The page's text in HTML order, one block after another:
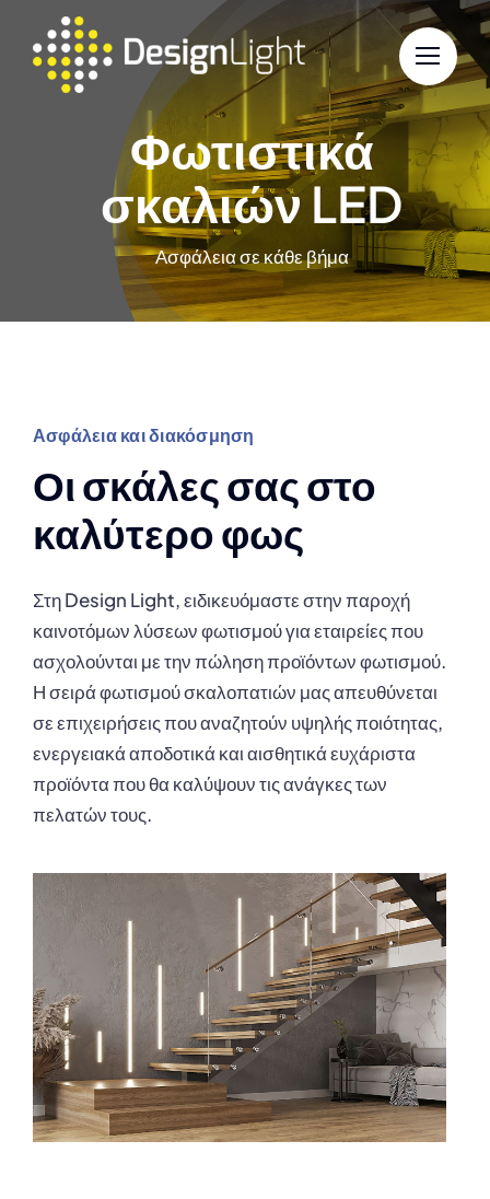
content
Φωτιστικά
σκαλιών LED
Ασφάλεια σε κάθε βήμα
Ασφάλεια και διακόσμηση
Οι σκάλες σας στο
καλύτερο φως
Στη Design Light, ειδικευόμαστε στην παροχή
καινοτόμων λύσεων φωτισμού για εταιρείες που
ασχολούνται με την πώληση προϊόντων φωτισμού.
Η σειρά φωτισμού σκαλοπατιών μας απευθύνεται
σε επιχειρήσεις που αναζητούν υψηλής ποιότητας,
ενεργειακά αποδοτικά και αισθητικά ευχάριστα
προϊόντα που θα καλύψουν τις ανάγκες των
πελατών τους.